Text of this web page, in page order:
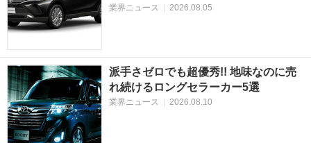
業界ニュース 2026.08.05
派手さゼロでも超優秀!! 地味なのに売
れ続けるロングセラーカー5選
業界ニュース 2026.08.10